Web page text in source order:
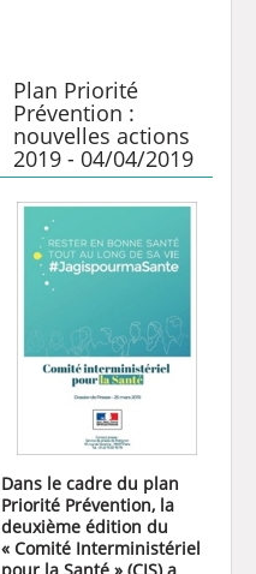
Plan Priorité
Prévention :
nouvelles actions
2019 - 04/04/2019
Dans le cadre du plan
Priorité Prévention, la
deuxième édition du
« Comité Interministériel